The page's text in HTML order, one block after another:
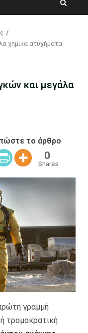
χημικά ατυχήματα
και μεγάλα
το άρθρο
0
Shares
γραμμή
τρομοκρατική